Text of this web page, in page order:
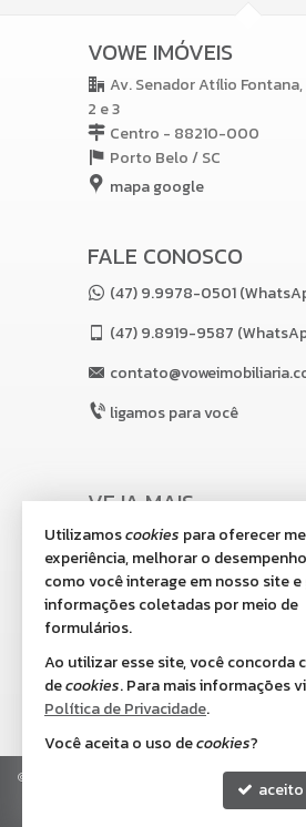
VOWE IMÓVEIS
Av. Senador Atílio Fontana,
2 e 3
Centro - 88210-000
Porto Belo /SC
mapa google
FALE CONOSCO
(47) 9.9978-0501
(47)9.8919-9587
ligamos para você
VEJA MAIS
receba nosso newsletter
indicadores financeiros
cadastre seu imóvel
imóveis favoritos
mapa de imóveis
© Política de
Utilizamoscookies para oferecer
experiência, melhorar o
como você interage em nosso site e
informações coletadas por meio de
formulários.
Ao utilizar esse site, você concorda
decookies. Para mais informações
Política de Privacidade.
Você aceita o uso decookies?